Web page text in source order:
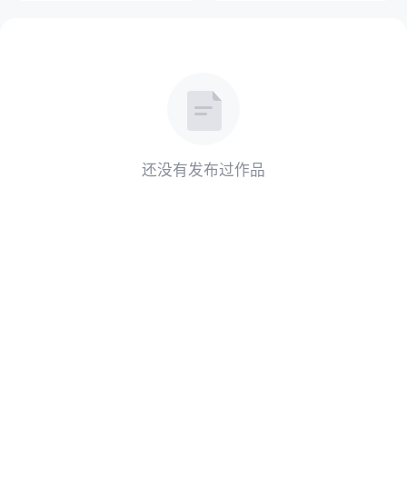
还没有发布过作品